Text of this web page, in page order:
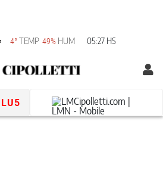
4° TEMP 49% HUM 05:27 HS
LU5